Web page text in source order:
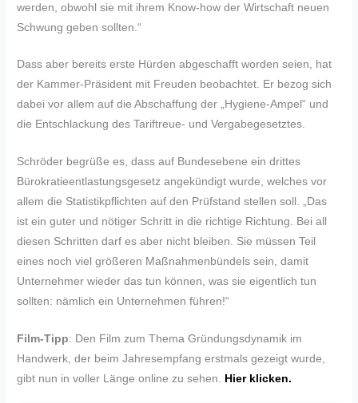
werden, obwohl sie mit ihrem Know-how der Wirtschaft neuen
Schwung geben sollten.“
Dass aber bereits erste Hürden abgeschafft worden seien, hat
der Kammer-Präsident mit Freuden beobachtet. Er bezog sich
dabei vor allem auf die Abschaffung der „Hygiene-Ampel“ und
die Entschlackung des Tariftreue- und Vergabegesetztes.
Schröder begrüße es, dass auf Bundesebene ein drittes
Bürokratieentlastungsgesetz angekündigt wurde, welches vor
allem die Statistikpflichten auf den Prüfstand stellen soll. „Das
ist ein guter und nötiger Schritt in die richtige Richtung. Bei all
diesen Schritten darf es aber nicht bleiben. Sie müssen Teil
eines noch viel größeren Maßnahmenbündels sein, damit
Unternehmer wieder das tun können, was sie eigentlich tun
sollten: nämlich ein Unternehmen führen!“
Film-Tipp: Den Film zum Thema Gründungsdynamik im
Handwerk, der beim Jahresempfang erstmals gezeigt wurde,
gibt nun in voller Länge online zu sehen. Hier klicken.